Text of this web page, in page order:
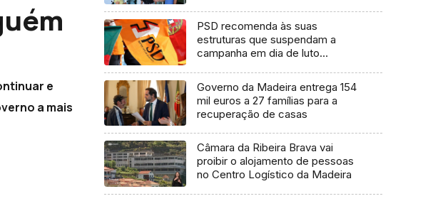
e
a mais
PSD recomenda às suas
estruturas que suspendam a
campanha em dia de luto
Governo da Madeira entrega 154
mil euros a 27 famílias para a
recuperação de casas
Câmara da Ribeira Brava vai
proibir o alojamento de pessoas
no Centro Logístico da Madeira